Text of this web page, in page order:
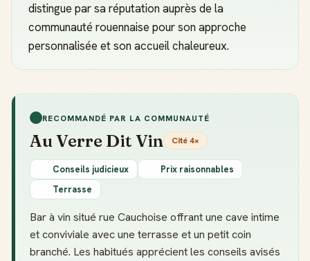
distingue par sa réputation auprès de la
communauté rouennaise pour son approche
personnalisée et son accueil chaleureux.
RECOMMANDÉ PAR LA COMMUNAUTÉ
Au Verre Dit Vin Cité 4×
Conseils judicieux
Prix raisonnables
Terrasse
Bar à vin situé rue Cauchoise offrant une cave intime
et conviviale avec une terrasse et un petit coin
branché. Les habitués apprécient les conseils avisés